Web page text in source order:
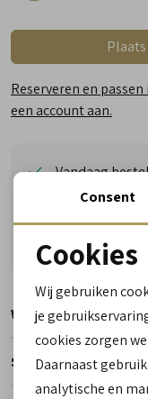
Reserveren en
een account aan.
Vandaag
Vragen? Wij
Gratis
Reserveer- en
Winkelvoorraad
Specificaties
Noodzakelijke
Analytische
Marketing
Consent
Cookies
Wij gebruiken
je
cookies zorgen
Daarnaast
analytische en